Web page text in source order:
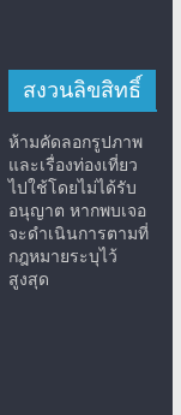
สงวนลิขสิทธิ์
ห้ามคัดลอกรูปภาพ
และเรื่องท่องเที่ยว
ไปใช้โดยไม่ได้รับ
อนุญาต หากพบเจอ
จะดำเนินการตามที่
กฎหมายระบุไว้
สูงสุด